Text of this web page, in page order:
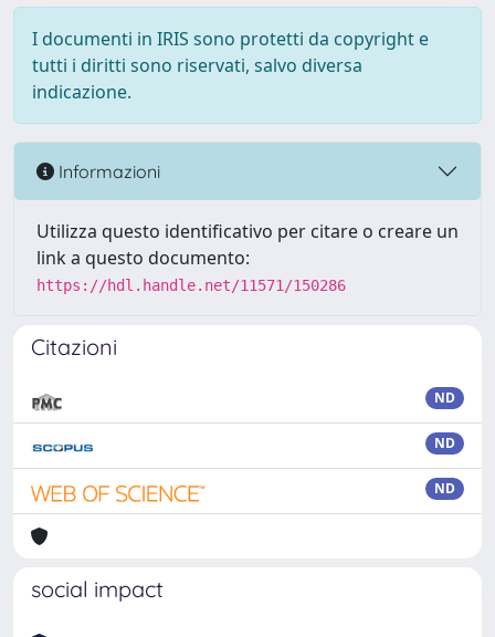
I documenti in IRIS sono protetti da copyright e
tutti i diritti sono riservati, salvo diversa
indicazione.
Informazioni
Utilizza questo identificativo per citare o creare un
link a questo documento:
https://hdl.handle.net/11571/150286
Citazioni
ND
ND
ND
social impact